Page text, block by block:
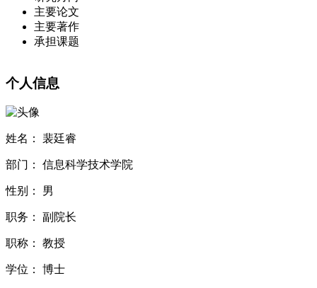
主要论文
主要著作
承担课题
个人信息
姓名： 裴廷睿
部门： 信息科学技术学院
性别： 男
职务： 副院长
职称： 教授
学位： 博士